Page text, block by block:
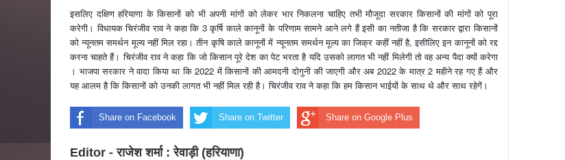
इसलिए दक्षिण हरियाणा के किसानों को भी अपनी मांगों को लेकर भार निकलना चाहिए तभी मौजूदा सरकार किसानों की मांगों को पूरा
करेगी। विधायक चिरंजीव राव ने कहा कि 3 कृर्षि काले कानूनों के परिणाम सामने आने लगे हैं इसी का नतीजा है कि सरकार द्वारा किसानों
को न्यूनतम समर्थन मूल्य नहीं मिल रहा। तीन कृषि काले कानूनों में न्यूनतम समर्थन मूल्य का जिक्र कहीं नहीं है, इसीलिए इन कानूनों को रद्द
करना चाहते हैं। चिरंजीव राव ने कहा कि जो किसान पूरे देश का पेट भरता है यदि उसको लागत भी नहीं मिलेगी तो वह अन्य पैदा क्यों करेगा
। भाजपा सरकार ने वादा किया था कि 2022 में किसानों की आमदनी दोगुनी की जाएगी और अब 2022 के मात्र 2 महीने रह गए हैं और
यह आलम है कि किसानों को उनकी लागत भी नहीं मिल रही है। चिरंजीव राव ने कहा कि हम किसान भाईयों के साथ थे और साथ रहेगें।
Share on Facebook Share on Twitter Share on Google Plus
Editor - राजेश शर्मा : रेवाड़ी (हरियाणा)